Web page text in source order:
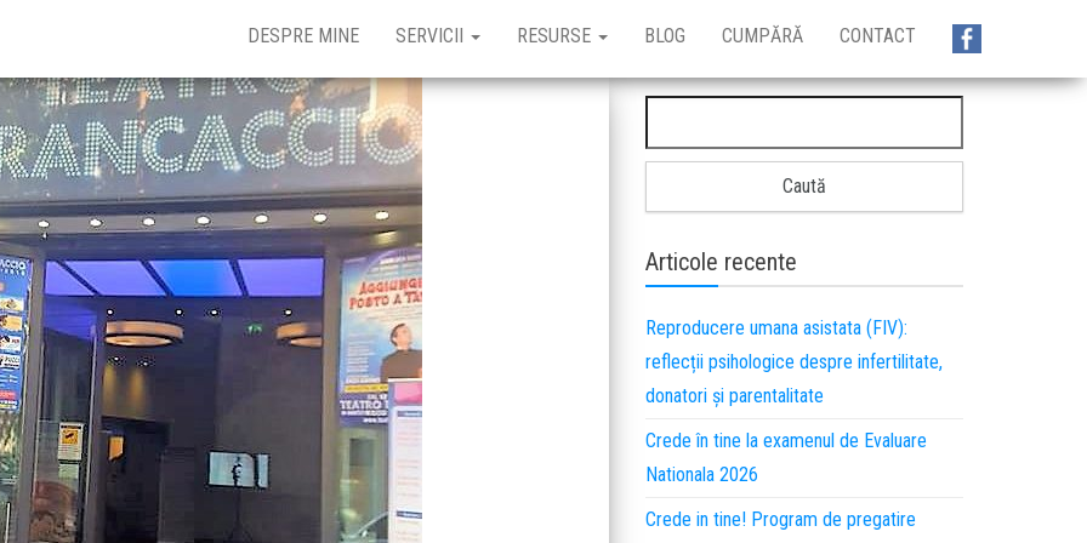
DESPRE MINE SERVICII RESURSE BLOG CUMPĂRĂ CONTACT
Articole recente
Reproducere umana asistata (FIV):
reflecții psihologice despre infertilitate,
donatori și parentalitate
Crede în tine la examenul de Evaluare
Nationala 2026
Crede in tine! Program de pregatire